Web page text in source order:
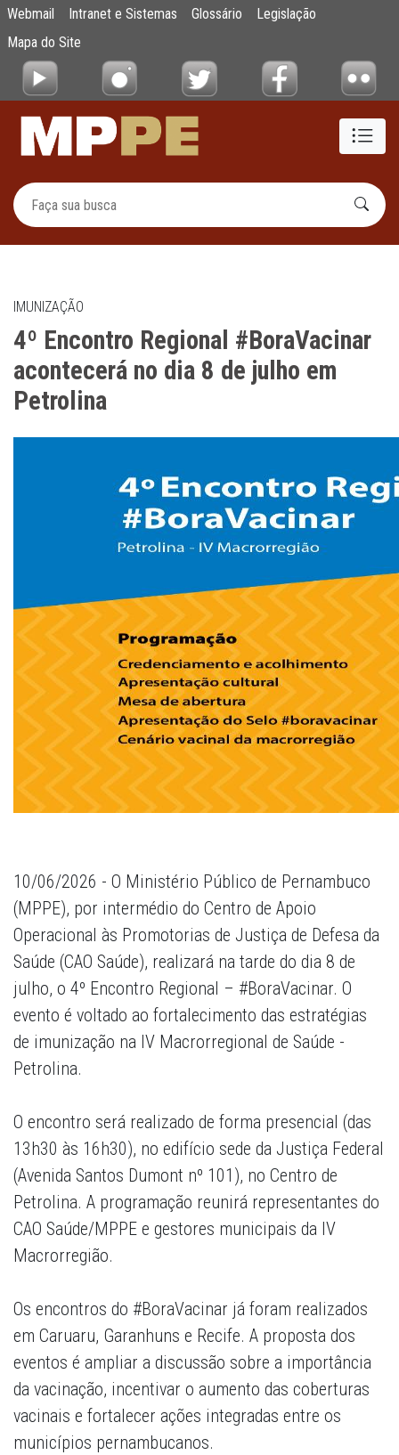
Pular para o Conteúdo principal
4º Encontro Regional #BoraVacinar
Webmail Intranet e Sistemas Glossário
Legislação
Mapa do Site
IMUNIZAÇÃO
4º Encontro Regional #BoraVacinar
acontecerá no dia 8 de julho em
Petrolina
10/06/2026 - O Ministério Público de Pernambuco
(MPPE), por intermédio do Centro de Apoio
Operacional às Promotorias de Justiça de Defesa da
Saúde (CAO Saúde), realizará na tarde do dia 8 de
julho, o 4º Encontro Regional – #BoraVacinar. O
evento é voltado ao fortalecimento das estratégias
de imunização na IV Macrorregional de Saúde -
Petrolina.
O encontro será realizado de forma presencial (das
13h30 às 16h30), no edifício sede da Justiça Federal
(Avenida Santos Dumont nº 101), no Centro de
Petrolina. A programação reunirá representantes do
CAO Saúde/MPPE e gestores municipais da IV
Macrorregião.
Os encontros do #BoraVacinar já foram realizados
em Caruaru, Garanhuns e Recife. A proposta dos
eventos é ampliar a discussão sobre a importância
da vacinação, incentivar o aumento das coberturas
vacinais e fortalecer ações integradas entre os
municípios pernambucanos.